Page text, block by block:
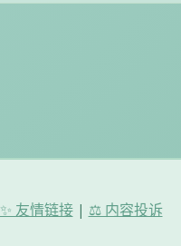
✨ 友情链接| ⚖️ 内容投诉